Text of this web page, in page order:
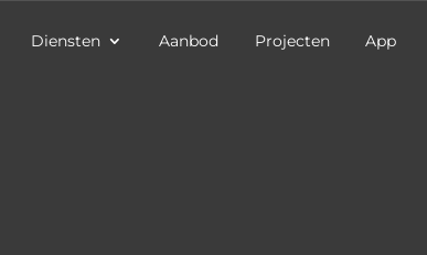
Diensten Aanbod Projecten App